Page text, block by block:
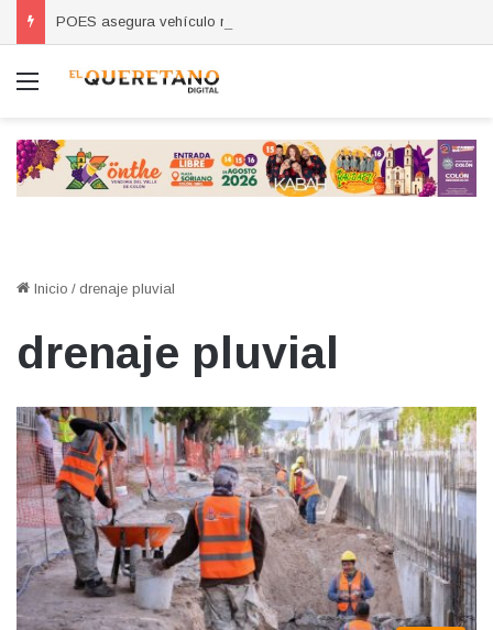
Menú
Inicio / drenaje pluvial
drenaje pluvial